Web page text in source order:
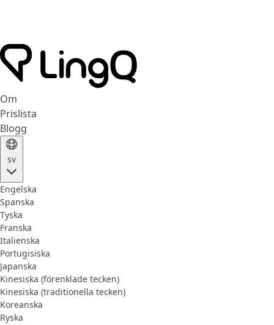
Om
Prislista
Blogg
sv
Engelska
Spanska
Tyska
Franska
Italienska
Portugisiska
Japanska
Kinesiska (förenklade tecken)
Kinesiska (traditionella tecken)
Koreanska
Ryska